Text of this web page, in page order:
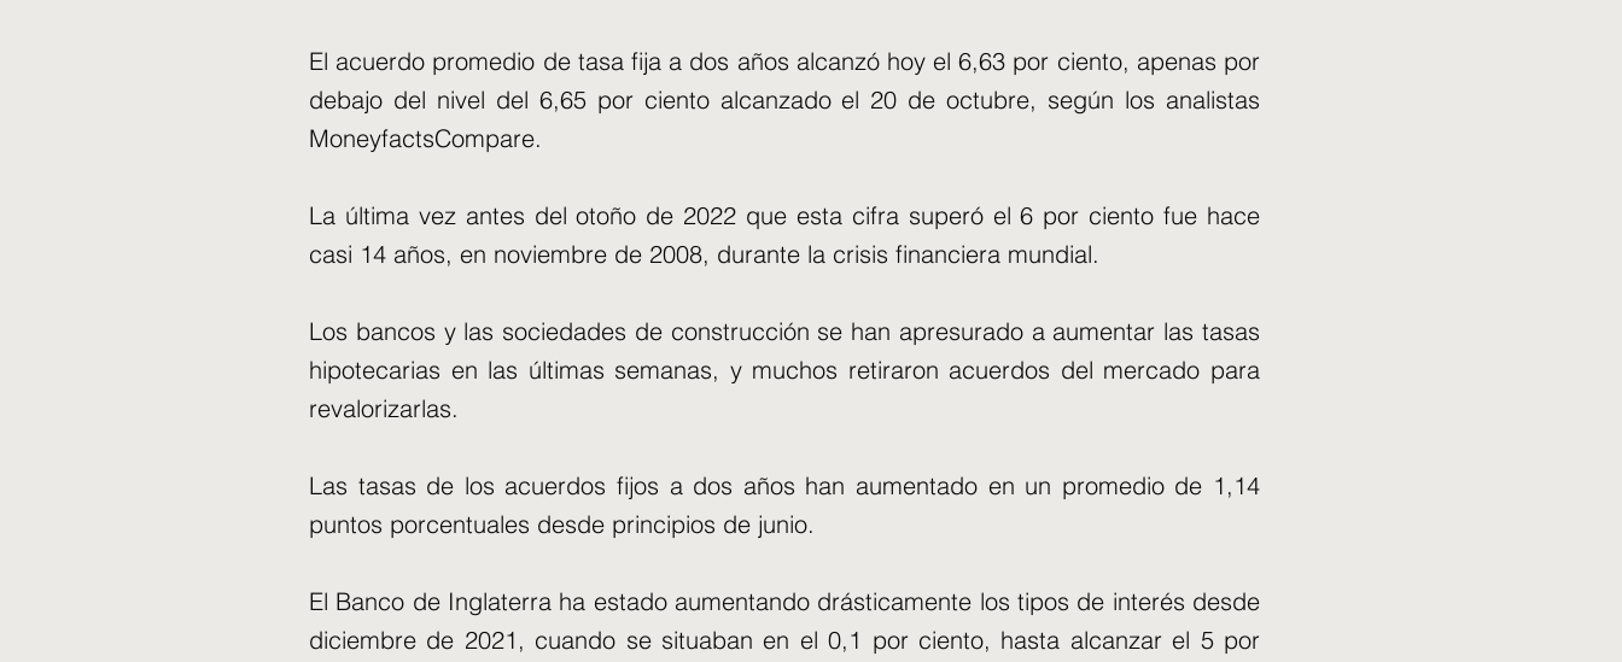
El acuerdo promedio de tasa fija a dos años alcanzó hoy el 6,63 por ciento, apenas por
debajo del nivel del 6,65 por ciento alcanzado el 20 de octubre, según los analistas
MoneyfactsCompare.
La última vez antes del otoño de 2022 que esta cifra superó el 6 por ciento fue hace
casi 14 años, en noviembre de 2008, durante la crisis financiera mundial.
Los bancos y las sociedades de construcción se han apresurado a aumentar las tasas
hipotecarias en las últimas semanas, y muchos retiraron acuerdos del mercado para
revalorizarlas.
Las tasas de los acuerdos fijos a dos años han aumentado en un promedio de 1,14
puntos porcentuales desde principios de junio.
El Banco de Inglaterra ha estado aumentando drásticamente los tipos de interés desde
diciembre de 2021, cuando se situaban en el 0,1 por ciento, hasta alcanzar el 5 por